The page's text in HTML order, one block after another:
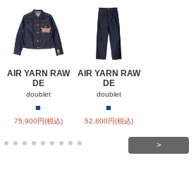
AIR YARN RAW
DE
doublet
■
75,900円(税込)
AIR YARN RAW
DE
doublet
■
52,800円(税込)
>